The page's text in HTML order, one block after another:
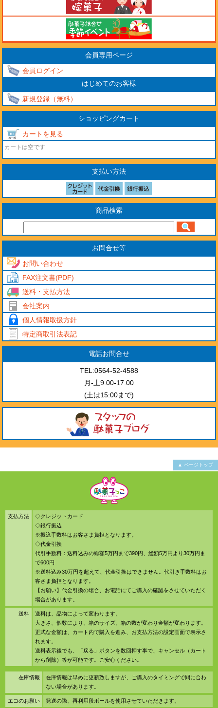
会員専用ページ
会員ログイン
はじめてのお客様
新規登録（無料）
ショッピングカート
カートを見る
カートは空です
支払い方法
商品検索
お問合せ等
お問い合わせ
FAX注文書(PDF)
送料・支払方法
会社案内
個人情報取扱方針
特定商取引法表記
電話お問合せ
TEL:0564-52-4588
月-土9:00-17:00
(土は15:00まで)
▲ ページトップ
支払方法
◇クレジットカード
◇銀行振込
※振込手数料はお客さま負担となります。
◇代金引換
代引手数料：送料込みの総額5万円まで390円、総額5万円より30万円ま
で600円
※送料込み30万円を超えて、代金引換はできません。代引き手数料はお
客さま負担となります。
【お願い】代金引換の場合、お電話にてご購入の確認をさせていただく
場合があります。
送料
送料は、品物によって変わります。
大きさ、個数により、箱のサイズ、箱の数が変わり金額が変わります。
正式な金額は、カート内で購入を進み、お支払方法の設定画面で表示さ
れます。
送料表示後でも、「戻る」ボタンを数回押す事で、キャンセル（カート
から削除）等が可能です。ご安心ください。
在庫情報
在庫情報は早めに更新致しますが、ご購入のタイミングで間に合わ
ない場合があります。
エコのお願い 発送の際、再利用段ボールを使用させていただきます。